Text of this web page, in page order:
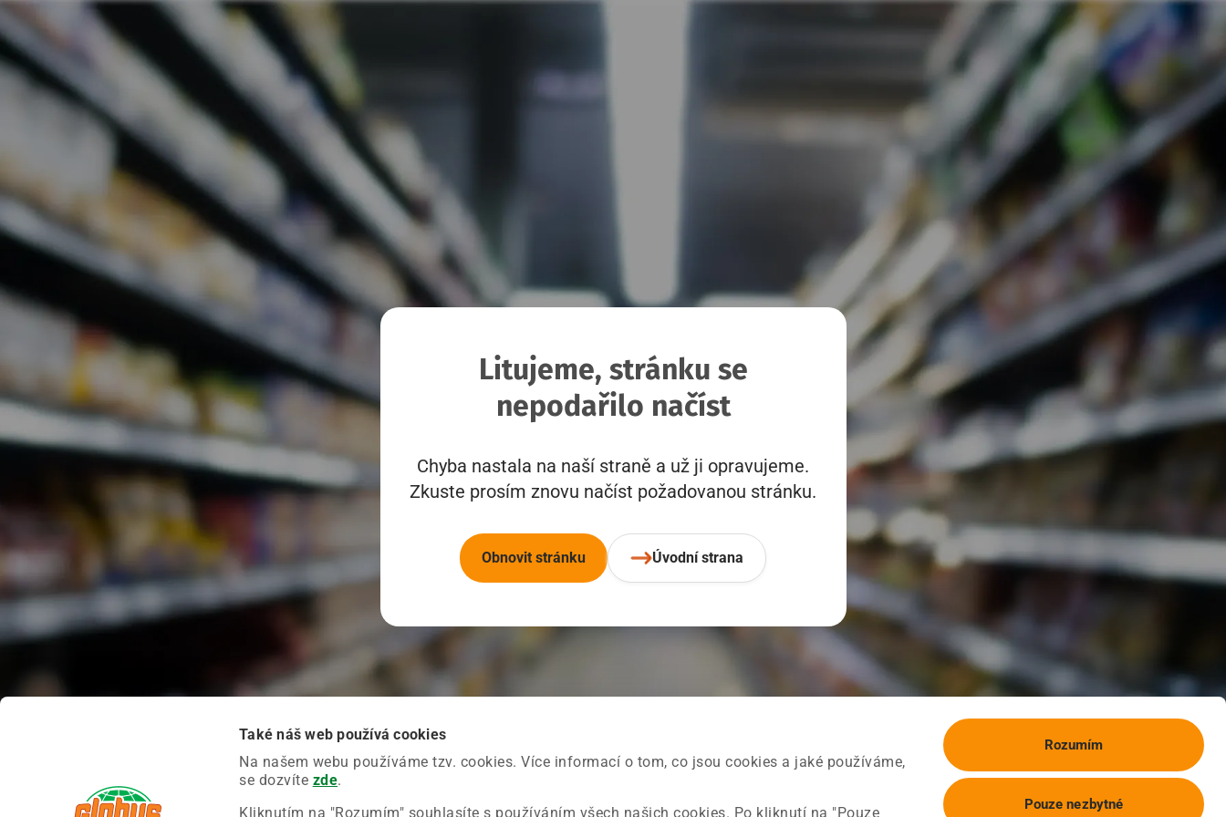
Také náš web používá cookies
Na našem webu používáme tzv. cookies. Více informací o tom, co jsou cookies a jaké používáme,
se dozvíte zde.
Kliknutím na "Rozumím" souhlasíte s používáním všech našich cookies. Po kliknutí na "Pouze
Rozumím
Pouze nezbytné
Litujeme, stránku se
nepodařilo načíst
Chyba nastala na naší straně a už ji opravujeme.
Zkuste prosím znovu načíst požadovanou stránku.
Obnovit stránku Úvodní strana